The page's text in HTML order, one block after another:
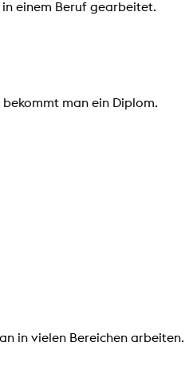
einem Beruf gearbeitet.
man ein Diplom.
in vielen Bereichen arbeiten.